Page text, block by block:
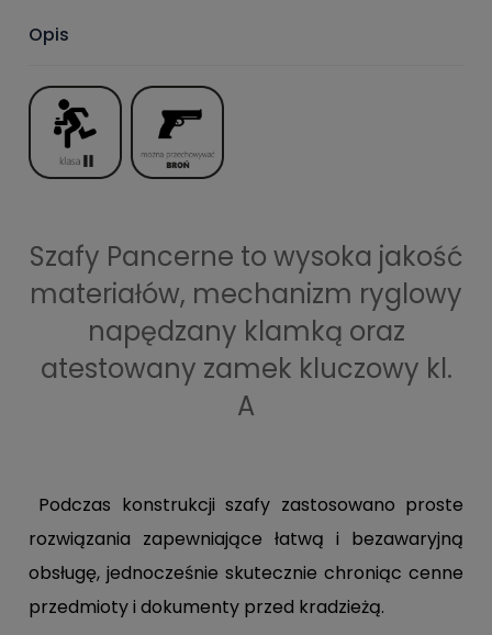
Opis
Szafy Pancerne to wysoka jakość
materiałów, mechanizm ryglowy
napędzany klamką oraz
atestowany zamek kluczowy kl.
A
Podczas konstrukcji szafy zastosowano proste
rozwiązania zapewniające łatwą i bezawaryjną
obsługę, jednocześnie skutecznie chroniąc cenne
przedmioty i dokumenty przed kradzieżą.